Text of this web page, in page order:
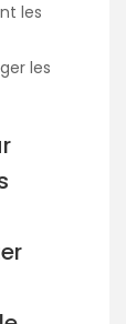
les
les